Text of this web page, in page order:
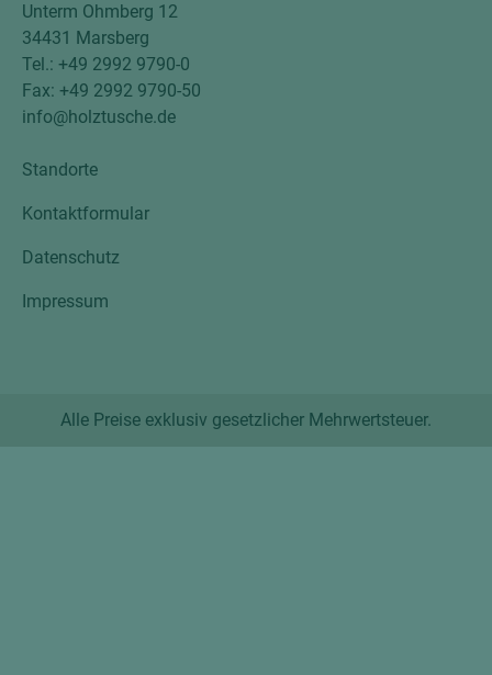
Unterm Ohmberg 12
34431 Marsberg
Tel.: +49 2992 9790-0
Fax: +49 2992 9790-50
info@holztusche.de
Standorte
Kontaktformular
Datenschutz
Impressum
Alle Preise exklusiv gesetzlicher Mehrwertsteuer.